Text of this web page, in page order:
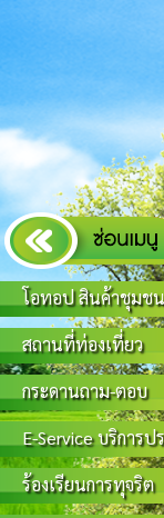
โอทอป สินค้าชุมชน
สถานที่ท่องเที่ยว
กระดานถาม-ตอบ
E-Service บริการ
ร้องเรียนการทุจริต